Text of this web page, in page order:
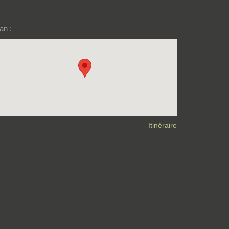
:
Itinéraire